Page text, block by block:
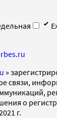
»
связи,
о
г.